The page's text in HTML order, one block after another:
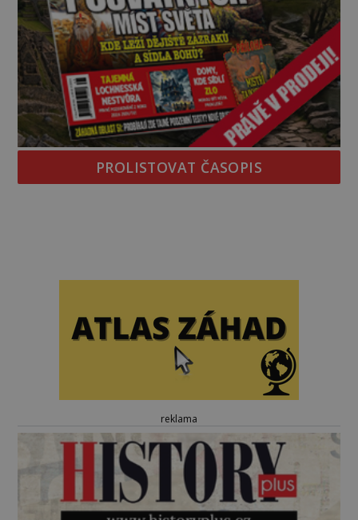
PROLISTOVAT ČASOPIS
reklama